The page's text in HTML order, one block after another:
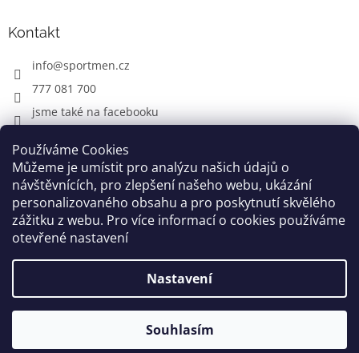
Používáme Cookies
Můžeme je umístit pro analýzu našich údajů o
návštěvnících, pro zlepšení našeho webu, ukázání
personalizovaného obsahu a pro poskytnutí skvělého
zážitku z webu. Pro více informací o cookies používáme
otevřené nastavení
Nastavení
Souhlasím
Kontakt
info@sportmen.cz
777 081 700
jsme také na facebooku
CYKLO OBLEČENÍ
Copyright 2026www.sportmen.cz. Všechna práva
vyhrazena.
Grafika a úprava šablónyMilan Markovič